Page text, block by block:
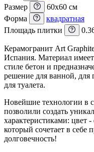
Размер
60x60 см
Форма
квадратная
Площадь плитки
Керамогранит Art
Испания. Материал
стиле бетон и
решение для ванной, для
для туалета.
Новейшие технологии в
позволили создать
характеристиками: цвет
который сочетает в себе
долговечность!